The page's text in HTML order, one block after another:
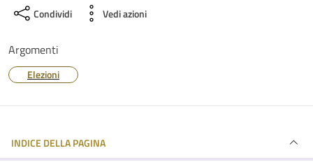
Condividi Vedi azioni
Argomenti
Elezioni
INDICE DELLA PAGINA